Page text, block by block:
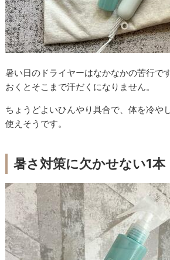
暑い日のドライヤーはなかなかの苦行で
おくとそこまで汗だくになりません。
ちょうどよいひんやり具合で、体を冷や
使えそうです。
暑さ対策に欠かせない1本